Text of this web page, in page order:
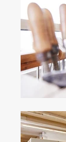
In
Thema
Aber hier